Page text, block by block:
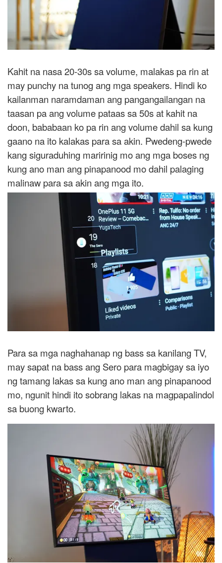
Kahit na nasa 20-30s sa volume, malakas pa rin at
may punchy na tunog ang mga speakers. Hindi ko
kailanman naramdaman ang pangangailangan na
taasan pa ang volume pataas sa 50s at kahit na
doon, bababaan ko pa rin ang volume dahil sa kung
gaano na ito kalakas para sa akin. Pwedeng-pwede
kang siguraduhing maririnig mo ang mga boses ng
kung ano man ang pinapanood mo dahil palaging
malinaw para sa akin ang mga ito.
Para sa mga naghahanap ng bass sa kanilang TV,
may sapat na bass ang Sero para magbigay sa iyo
ng tamang lakas sa kung ano man ang pinapanood
mo, ngunit hindi ito sobrang lakas na magpapalindol
sa buong kwarto.